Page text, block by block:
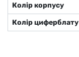
Колір корпусу
Колір циферблату